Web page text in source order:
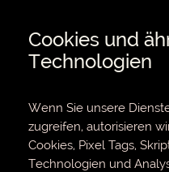
Cookies und
Technologien
Wenn Sie unsere
zugreifen, autorisieren
Cookies, Pixel Tags,
Technologien und